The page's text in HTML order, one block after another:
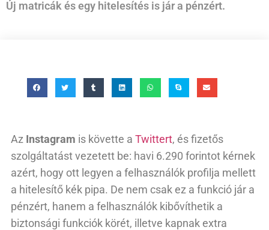
Új matricák és egy hitelesítés is jár a pénzért.
Az Instagram is követte a Twittert, és fizetős
szolgáltatást vezetett be: havi 6.290 forintot kérnek
azért, hogy ott legyen a felhasználók profilja mellett
a hitelesítő kék pipa. De nem csak ez a funkció jár a
pénzért, hanem a felhasználók kibővíthetik a
biztonsági funkciók körét, illetve kapnak extra